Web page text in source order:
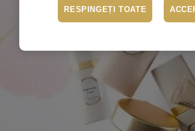
RESPINGEȚI TOATE